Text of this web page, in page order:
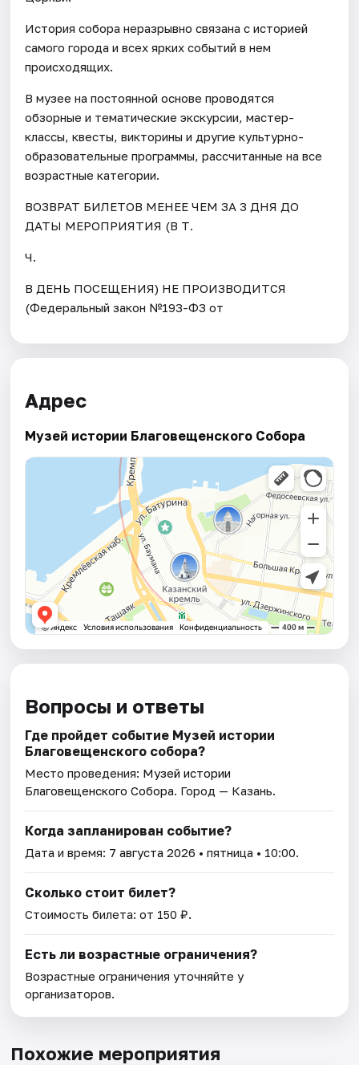
История собора неразрывно связана с историей
самого города и всех ярких событий в нем
происходящих.
В музее на постоянной основе проводятся
обзорные и тематические экскурсии, мастер-
классы, квесты, викторины и другие культурно-
образовательные программы, рассчитанные на все
возрастные категории.
ВОЗВРАТ БИЛЕТОВ МЕНЕЕ ЧЕМ ЗА 3 ДНЯ ДО
ДАТЫ МЕРОПРИЯТИЯ (В Т.
Ч.
В ДЕНЬ ПОСЕЩЕНИЯ) НЕ ПРОИЗВОДИТСЯ
(Федеральный закон №193-ФЗ от
Адрес
Музей истории Благовещенского Собора
Вопросы и ответы
Где пройдет событие Музей истории
Благовещенского собора?
Место проведения: Музей истории
Благовещенского Собора. Город — Казань.
Когда запланирован событие?
Дата и время: 7 августа 2026 • пятница • 10:00.
Сколько стоит билет?
Стоимость билета: от 150 ₽.
Есть ли возрастные ограничения?
Возрастные ограничения уточняйте у
организаторов.
Похожие мероприятия